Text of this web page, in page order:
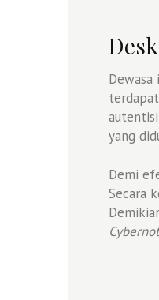
yang
Demi
Secara